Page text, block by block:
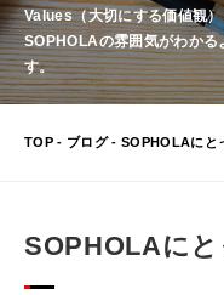
Values（大切にする価値観
SOPHOLAの雰囲気がわか
す。
TOP - ブログ- SOPHOLAにと
SOPHOLAに